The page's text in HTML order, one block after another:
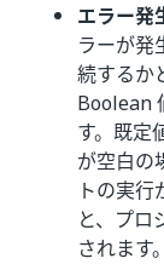
エラー発
ラーが発
続するか
Boolean
す。既定
が空白の
トの実
と、プロ
されます。